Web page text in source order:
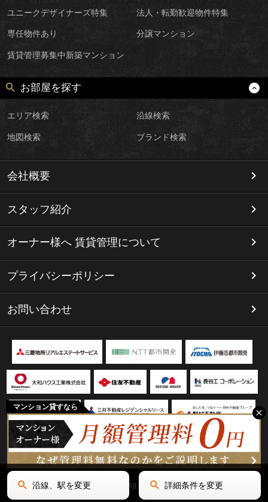
マンション貸すなら
ユニークデザイナーズ特集 法人・転勤歓迎物件特集
専任物件あり 分譲マンション
賃貸管理募集中新築マンション
お部屋を探す
エリア検索 沿線検索
地図検索 ブランド検索
会社概要
スタッフ紹介
オーナー様へ 賃貸管理について
プライバシーポリシー
お問い合わせ
Copyright(C) リミテッド名古屋 All Rights Reserved.
沿線、駅を変更 詳細条件を変更